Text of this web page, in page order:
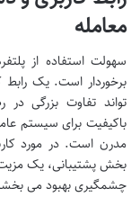
معامله
سهولت استفاده از
تواند تفاوت بزرگی در
مدرن است. در مورد
بخش پشتیبانی، یک
چشمگیری بهبود می